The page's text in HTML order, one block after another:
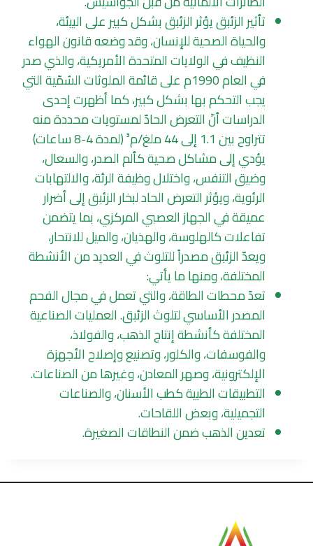
تأثير الزئبق يؤثر الزئبق بشكل كبير على البيئة،
والحياة الصحية للإنسان، وقد وضعه قانون الهواء
النظيف في الولايات المتحدة الأمريكية، والذي صدر
في العام 1990م على قائمة الملوثات السُمّية التي
يجب التحكم بها بشكل كبير، كما أظهرت إحدى
الدراسات أنّ التعرض الحادّ لمستويات محددة منه
تتراوح بين 1.1 إلى 44 ملغ/م³ (لمدة 4-8 ساعات)
يؤدي إلى مشاكل صحية كألم الصدر، والسعال،
وضيق التنفس، واختلال وظيفة الرئة، والالتهابات
الرئوية، ويؤثر التعرض الحاد لبخار الزئبق إلى أضرار
عميقة في الجهاز العصبي المركزي، بما يتضمن
تفاعلات كالهلوسة، والهذيان، والميل للانتحار،
ويعدّ الزئبق مصدراً للتلوث في العديد من الأنشطة
المختلفة، ومنها ما يأتي:
تعدّ محطات الطاقة، والتي تعمل في مجال الفحم
المصدر الأساسي لتلوث الزئبق. العمليات الصناعية
المختلفة كأنشطة إنتاج الذهب، والفولاذ،
والفوسفات، والكلور، وتصنيع وإصلاح الأجهزة
الإلكترونية، وصهر المعادن، وغيرها من الصناعات.
التطبيقات الطبية كطب الأسنان، والصناعات
التجميلية، وبعض اللقاحات.
تعدين الذهب ضمن النطاقات الصغيرة.